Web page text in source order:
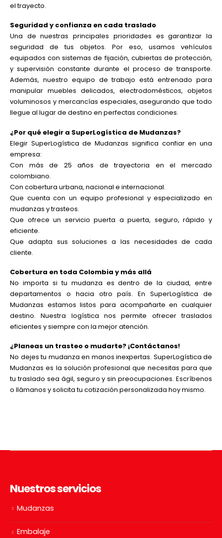
el trayecto.
Seguridad y confianza en cada traslado
Una de nuestras principales prioridades es garantizar la
seguridad de tus objetos. Por eso, usamos vehículos
equipados con sistemas de fijación, cubiertas de protección,
y supervisión constante durante el proceso de transporte.
Además, nuestro equipo de trabajo está entrenado para
manipular muebles delicados, electrodomésticos, objetos
voluminosos y mercancías especiales, asegurando que todo
llegue al lugar de destino en perfectas condiciones.
¿Por qué elegir a SuperLogística de Mudanzas?
Elegir SuperLogística de Mudanzas significa confiar en una
empresa:
Con más de 25 años de trayectoria en el mercado
colombiano.
Con cobertura urbana, nacional e internacional.
Que cuenta con un equipo profesional y especializado en
mudanzas y trasteos.
Que ofrece un servicio puerta a puerta, seguro, rápido y
eficiente.
Que adapta sus soluciones a las necesidades de cada
cliente.
Cobertura en toda Colombia y más allá
No importa si tu mudanza es dentro de la ciudad, entre
departamentos o hacia otro país. En SuperLogística de
Mudanzas estamos listos para acompañarte en cualquier
destino. Nuestra logística nos permite ofrecer traslados
eficientes y siempre con la mejor atención.
¿Planeas un trasteo o mudarte? ¡Contáctanos!
No dejes tu mudanza en manos inexpertas. SuperLogística de
Mudanzas es la solución profesional que necesitas para que
tu traslado sea ágil, seguro y sin preocupaciones. Escríbenos
o llámanos y solicita tu cotización personalizada hoy mismo.
Nuestros servicios
Mudanzas
Embalaje